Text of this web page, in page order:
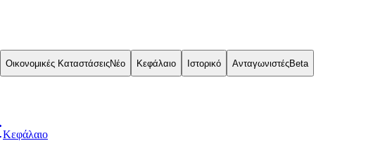
Οικονομικές ΚαταστάσειςΝέο Κεφάλαιο Ιστορικό ΑνταγωνιστέςBeta
Κεφάλαιο